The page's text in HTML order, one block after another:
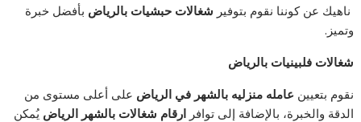
ناهيك عن كوننا نقوم بتوفير شغالات حبشيات بالرياض بأفضل خبرة
وتميز.
شغالات فلبينيات بالرياض
نقوم بتعيين عامله منزليه بالشهر في الرياض على أعلى مستوى من
الدقة والخبرة، بالإضافة إلى توافرارقام شغالات بالشهر الرياض يُمكن